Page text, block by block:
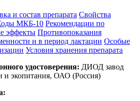
и состав препарата Свойства
МКБ-10 Рекомендации по
эффекты Противопоказания
и в период лактации Особые
Условия хранения препарата
удостоверения: ДИОД завод
и экопитания, ОАО (Россия)